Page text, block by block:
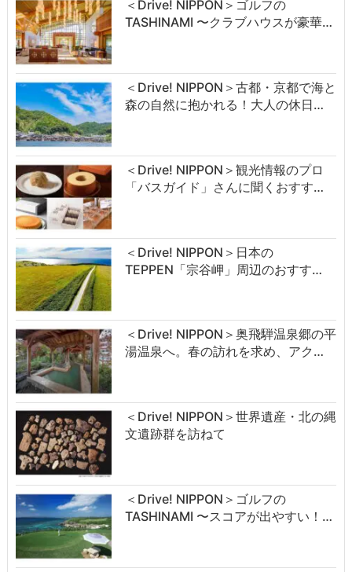
＜Drive! NIPPON＞ゴルフの
TASHINAMI 〜クラブハウスが豪華…
＜Drive! NIPPON＞古都・京都で海と
森の自然に抱かれる！大人の休日…
＜Drive! NIPPON＞観光情報のプロ
「バスガイド」さんに聞くおすす…
＜Drive! NIPPON＞日本の
TEPPEN「宗谷岬」周辺のおすす…
＜Drive! NIPPON＞奥飛騨温泉郷の平
湯温泉へ。春の訪れを求め、アク…
＜Drive! NIPPON＞世界遺産・北の縄
文遺跡群を訪ねて
＜Drive! NIPPON＞ゴルフの
TASHINAMI 〜スコアが出やすい！…